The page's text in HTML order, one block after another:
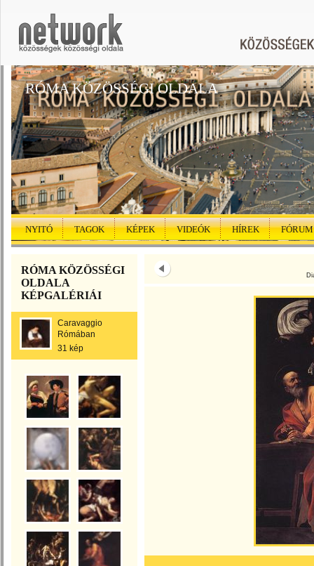
RÓMA KÖZÖSSÉGI OLDALA
NYITÓ TAGOK KÉPEK VIDEÓK HÍREK FÓRUM
RÓMA KÖZÖSSÉGI
OLDALA
KÉPGALÉRIÁI
Caravaggio
Rómában
31 kép